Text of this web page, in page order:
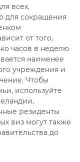
всех,
для сокращения
от того,
часов в неделю
наименее
учреждения и
Чтобы
используйте
резиденты
виз могут также
до